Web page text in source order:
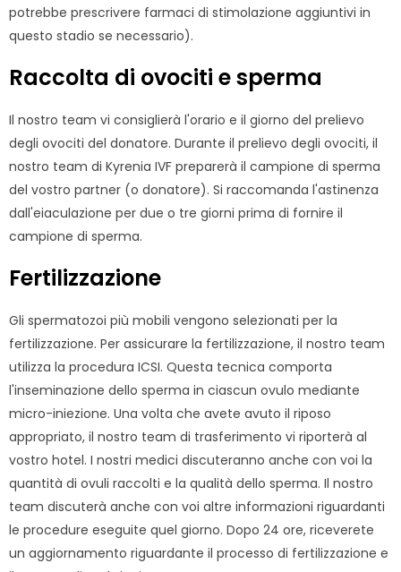
potrebbe prescrivere farmaci di stimolazione aggiuntivi in
questo stadio se necessario).
Raccolta di ovociti e sperma
Il nostro team vi consiglierà l'orario e il giorno del prelievo
degli ovociti del donatore. Durante il prelievo degli ovociti, il
nostro team di Kyrenia IVF preparerà il campione di sperma
del vostro partner (o donatore). Si raccomanda l'astinenza
dall'eiaculazione per due o tre giorni prima di fornire il
campione di sperma.
Fertilizzazione
Gli spermatozoi più mobili vengono selezionati per la
fertilizzazione. Per assicurare la fertilizzazione, il nostro team
utilizza la procedura ICSI. Questa tecnica comporta
l'inseminazione dello sperma in ciascun ovulo mediante
micro-iniezione. Una volta che avete avuto il riposo
appropriato, il nostro team di trasferimento vi riporterà al
vostro hotel. I nostri medici discuteranno anche con voi la
quantità di ovuli raccolti e la qualità dello sperma. Il nostro
team discuterà anche con voi altre informazioni riguardanti
le procedure eseguite quel giorno. Dopo 24 ore, riceverete
un aggiornamento riguardante il processo di fertilizzazione e